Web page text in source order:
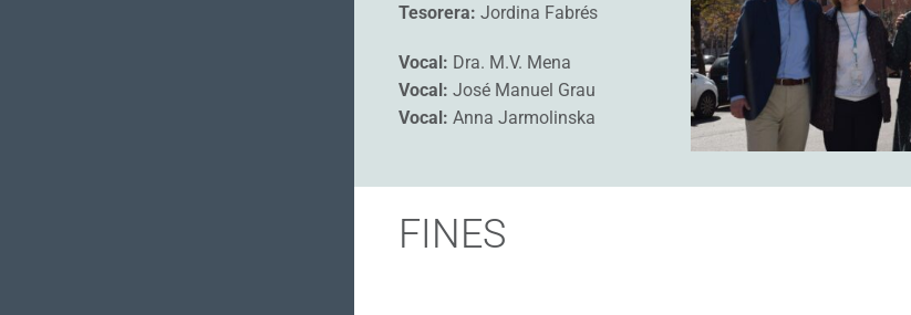
Tesorera: Jordina Fabrés
Vocal: Dra. M.V. Mena
Vocal: José Manuel Grau
Vocal: Anna Jarmolinska
FINES